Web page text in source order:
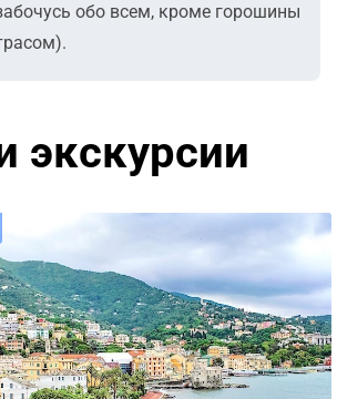
обо всем, кроме горошины
экскурсии